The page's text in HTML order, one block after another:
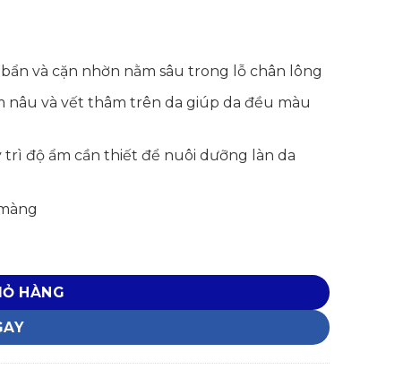
và cặn nhờn nằm sâu trong lỗ chân lông
nâu và vết thâm trên da giúp da đều màu
trì độ ẩm cần thiết để nuôi dưỡng làn da
HÀNG